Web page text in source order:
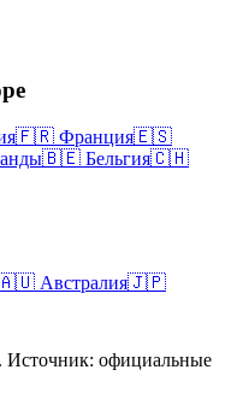
🇫🇷 Франция🇪🇸
🇧🇪 Бельгия🇨🇭
Австралия🇯🇵
Источник: официальные